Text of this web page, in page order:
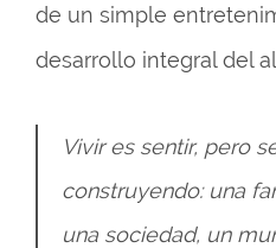
de un simple
desarrollo integral del
Vivir es sentir, pero
construyendo: una
una sociedad, un